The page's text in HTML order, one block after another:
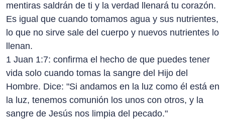
mentiras saldrán de ti y la verdad llenará tu corazón.
Es igual que cuando tomamos agua y sus nutrientes,
lo que no sirve sale del cuerpo y nuevos nutrientes lo
llenan.
1 Juan 1:7: confirma el hecho de que puedes tener
vida solo cuando tomas la sangre del Hijo del
Hombre. Dice: "Si andamos en la luz como él está en
la luz, tenemos comunión los unos con otros, y la
sangre de Jesús nos limpia del pecado."